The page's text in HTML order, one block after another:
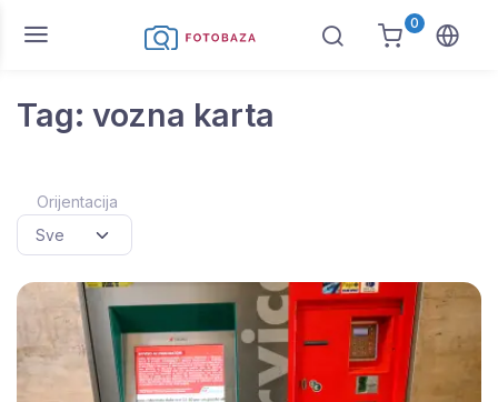
0
Tag: vozna karta
Orijentacija